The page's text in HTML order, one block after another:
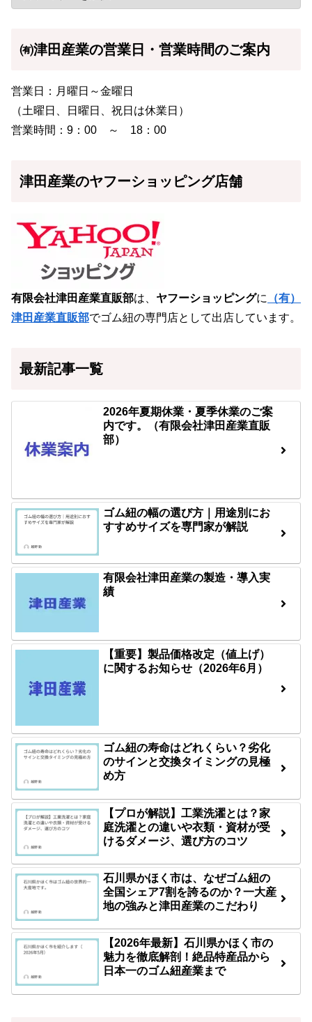
㈲津田産業の営業日・営業時間のご案内
営業日：月曜日～金曜日
（土曜日、日曜日、祝日は休業日）
営業時間：9：00 ～ 18：00
津田産業のヤフーショッピング店舗
有限会社津田産業直販部は、 ヤフーショッピングに
（有）
津田産業直販部でゴム紐の専門店として出店しています。
最新記事一覧
2026年夏期休業・夏季休業のご案
内です。（有限会社津田産業直販
部）
ゴム紐の幅の選び方｜用途別にお
すすめサイズを専門家が解説
有限会社津田産業の製造・導入実
績
【重要】製品価格改定（値上げ）
に関するお知らせ（2026年6月）
ゴム紐の寿命はどれくらい？劣化
のサインと交換タイミングの見極
め方
【プロが解説】工業洗濯とは？家
庭洗濯との違いや衣類・資材が受
けるダメージ、選び方のコツ
石川県かほく市は、なぜゴム紐の
全国シェア7割を誇るのか？一大産
地の強みと津田産業のこだわり
【2026年最新】石川県かほく市の
魅力を徹底解剖！絶品特産品から
日本一のゴム紐産業まで